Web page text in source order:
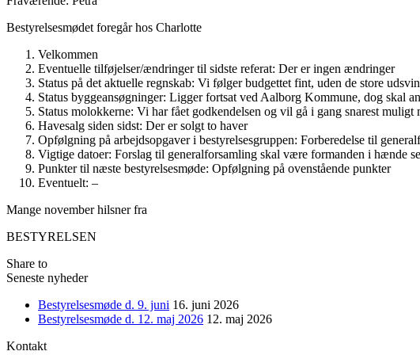
Bestyrelsesmødet foregår hos Charlotte
Velkommen
Eventuelle tilføjelser/ændringer til sidste referat: Der er ingen ændringer
Status på det aktuelle regnskab: Vi følger budgettet fint, uden de store
Status byggeansøgninger: Ligger fortsat ved Aalborg Kommune, dog skal
Status molokkerne: Vi har fået godkendelsen og vil gå i gang snarest
Havesalg siden sidst: Der er solgt to haver
Opfølgning på arbejdsopgaver i bestyrelsesgruppen: Forberedelse til
Vigtige datoer: Forslag til generalforsamling skal være formanden i hænde
Punkter til næste bestyrelsesmøde: Opfølgning på ovenstående punkter
Eventuelt: –
Mange november hilsner fra
BESTYRELSEN
Share to
Seneste nyheder
Bestyrelsesmøde d. 9. juni 16. juni 2026
Bestyrelsesmøde d. 12. maj 2026 12. maj 2026
Kontakt